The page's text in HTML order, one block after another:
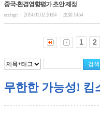
중국-환경영향평가 초안 제정
ecobgri 2014.01.02 20:04 조회 1454
1 2
무한한 가능성! 킴